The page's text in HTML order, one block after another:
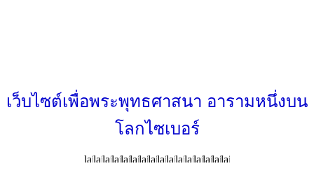
เว็บไซต์เพื่อพระพุทธศาสนา อารามหนึ่งบน
โลกไซเบอร์